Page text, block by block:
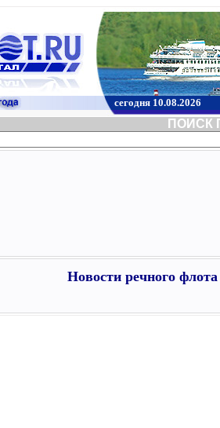
сегодня 10.08.2026
ПОИСК
Новости речного